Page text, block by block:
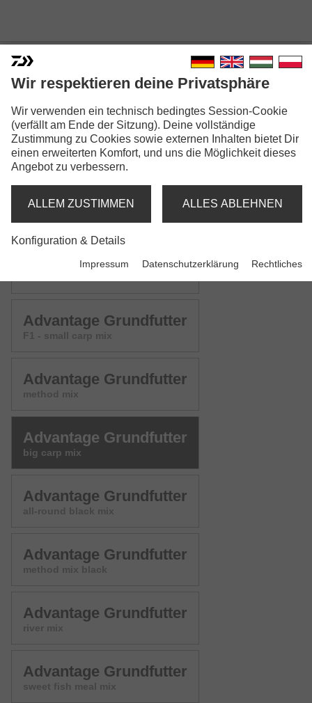
ADVANTAGE GRUNDFUTTER
MIX
Modellausführungen: 9
Advantage Grundfutter
Advantage Grundfutter
Advantage Grundfutter
F1 - small carp mix
Advantage Grundfutter
method mix
Advantage Grundfutter
big carp mix
Advantage Grundfutter
all-round black mix
Advantage Grundfutter
method mix black
Advantage Grundfutter
river mix
Advantage Grundfutter
sweet fish meal mix
Wir respektieren deine Privatsphäre
Wir verwenden ein technisch bedingtes Session-Cookie
(verfällt am Ende der Sitzung). Deine vollständige
Zustimmung zu Cookies sowie externen Inhalten bietet Dir
einen erweiterten Komfort, und uns die Möglichkeit dieses
Angebot zu verbessern.
ALLEM ZUSTIMMEN ALLES ABLEHNEN
Konfiguration & Details
Impressum Datenschutzerklärung Rechtliches